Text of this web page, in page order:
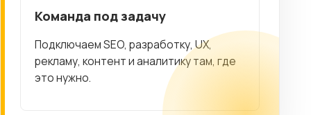
Команда под задачу
Подключаем SEO, разработку, UX,
рекламу, контент и аналитику там, где
это нужно.